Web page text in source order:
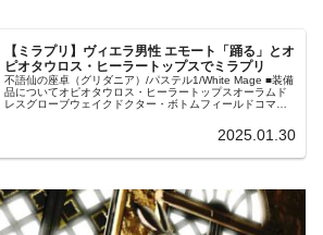
【ミラプリ】ヴィエラ男性 エモート「踊る」とオ
ピオタウロス・ヒーラートップスでミラプリ
不語仙の座卓（グリダニア）/パステル1/White Mage ■装備
品についてオピオタウロス・ヒーラートップスオーラムド
レスグローブウェイクドクター・ボトムフィールドコマン
2025.01.30